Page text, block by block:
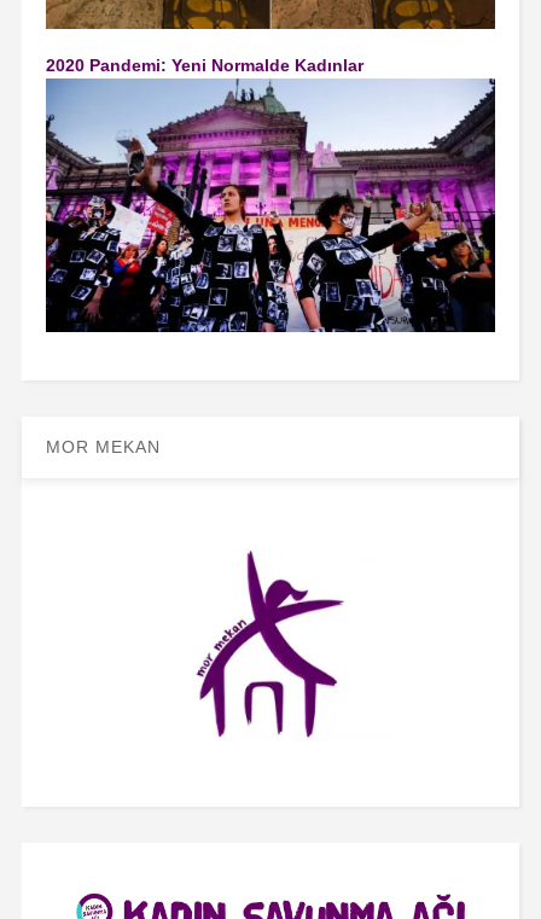
2020 Pandemi: Yeni Normalde Kadınlar
MOR MEKAN